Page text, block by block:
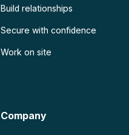
Build relationships
Secure with confidence
Work on site
Company